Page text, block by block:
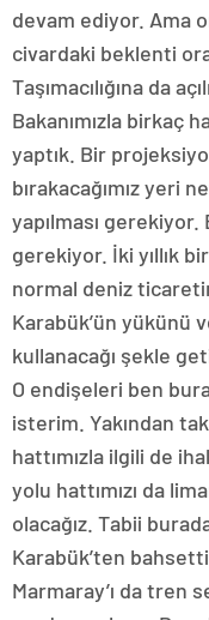
devam ediyor. Ama
civardaki beklenti
Taşımacılığına da
Bakanımızla birkaç
yaptık. Bir
bırakacağımız yeri
yapılması gerekiyor.
gerekiyor. İki yıllık
normal deniz
Karabük’ün yükünü
kullanacağı şekle
O endişeleri ben
isterim. Yakından
hattımızla ilgili de
yolu hattımızı da
olacağız. Tabii
Karabük’ten
Marmaray’ı da tren